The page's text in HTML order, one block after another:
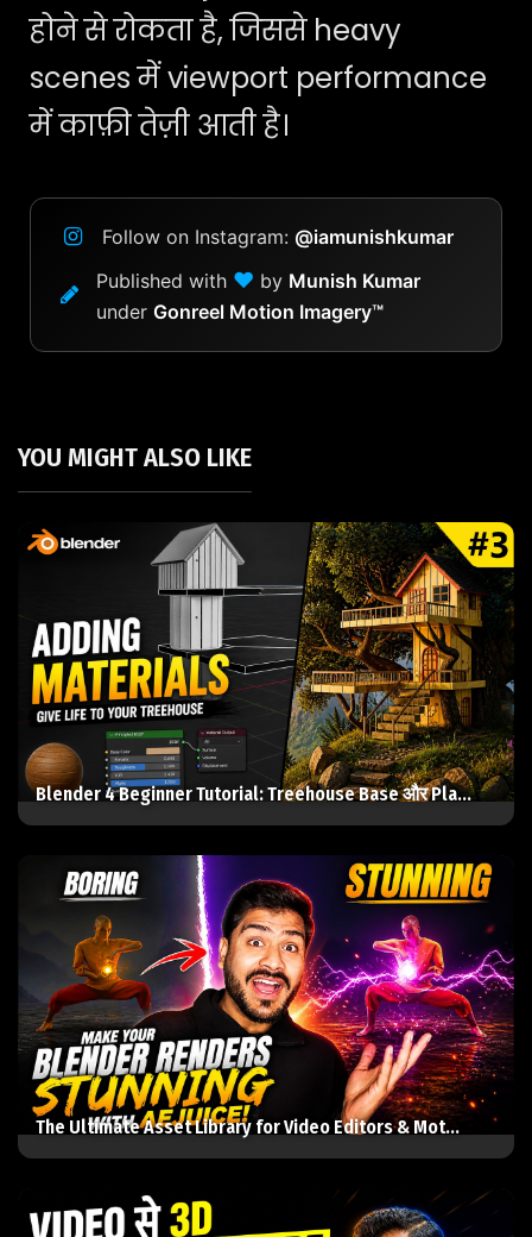
होने से रोकता है, जिससे heavy
scenes में viewport performance
में काफ़ी तेज़ी आती है।
Follow on Instagram: @iamunishkumar
Published with ❤ by Munish Kumar
under Gonreel Motion Imagery™
YOU MIGHT ALSO LIKE
Blender 4 Beginner Tutorial: Treehouse Base और Pla...
The Ultimate Asset Library for Video Editors & Mot...